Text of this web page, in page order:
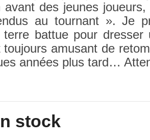
avant des jeunes
au tour­nant ». Je
terre bat­tue pour dress­er
toujours amusant de
années plus tard…
stock